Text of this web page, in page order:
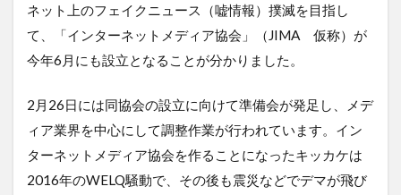
ネット上のフェイクニュース（嘘情報）撲滅を目指し
て、「インターネットメディア協会」（JIMA 仮称）が
今年6月にも設立となることが分かりました。
2月26日には同協会の設立に向けて準備会が発足し、メデ
ィア業界を中心にして調整作業が行われています。イン
ターネットメディア協会を作ることになったキッカケは
2016年のWELQ騒動で、その後も震災などでデマが飛び